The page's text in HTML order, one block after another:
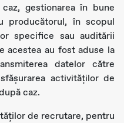
gestionarea în bune
producătorul, în scopul
specifice sau auditării
acestea au fost aduse la
datelor către
activităților de
caz.
de recrutare, pentru